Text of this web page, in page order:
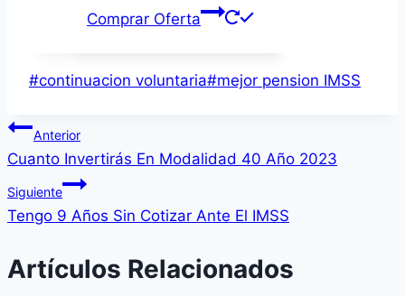
precio
$1,250.00.
precio
$500.00.
Comprar Oferta
Etiquetas
la
entrada:
#continuacion voluntaria#mejor pension IMSS
Navegación
de
entradas
Anterior
Cuanto Invertirás En Modalidad 40 Año 2023
Siguiente
Tengo 9 Años Sin Cotizar Ante El IMSS
Artículos Relacionados